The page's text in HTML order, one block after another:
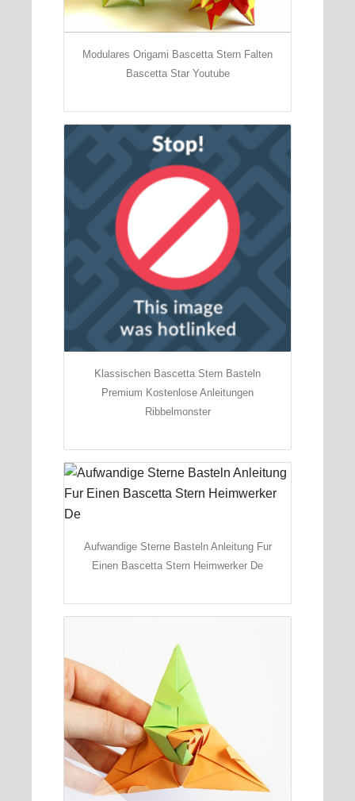
Modulares Origami Bascetta Stern Falten
Bascetta Star Youtube
Klassischen Bascetta Stern Basteln
Premium Kostenlose Anleitungen
Ribbelmonster
Aufwandige Sterne Basteln Anleitung Fur
Einen Bascetta Stern Heimwerker De